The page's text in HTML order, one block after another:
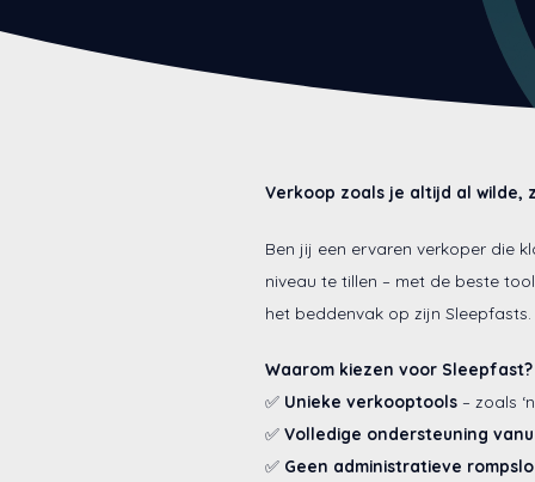
Verkoop zoals je altijd al wilde,
Ben jij een ervaren verkoper die
niveau te tillen – met de beste
het beddenvak op zijn Sleepfasts.
Waarom kiezen voor Sleepfast?
✅ Unieke verkooptools – zoals
✅ Volledige ondersteuning
✅ Geen administratieve